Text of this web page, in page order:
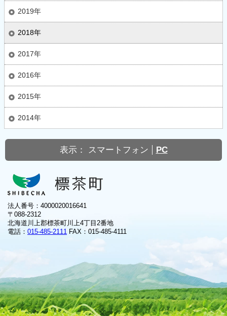
2019年
2018年
2017年
2016年
2015年
2014年
表示： スマートフォン PC
法人番号：4000020016641
〒088-2312
北海道川上郡標茶町川上4丁目2番地
電話： 015-485-2111 FAX：015-485-4111